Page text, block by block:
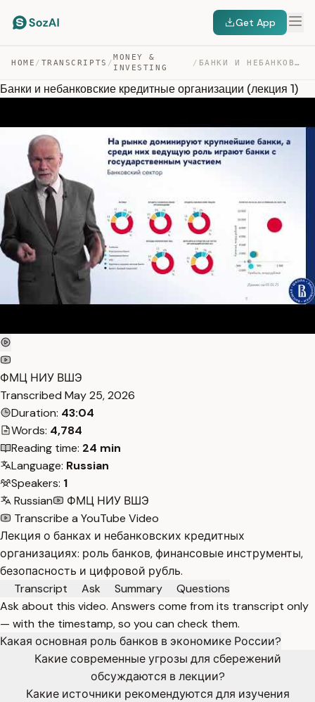
Get App
HOME / TRANSCRIPTS /
MONEY &
INVESTING
/ БАНКИ И НЕБАНКОВСКИЕ КРЕДИТНЫЕ ОРГАНИЗАЦИИ (ЛЕКЦИЯ 1) — TRANSCRIPT
Банки и небанковские кредитные организации (лекция 1)
ФМЦ НИУ ВШЭ
Transcribed May 25, 2026
Duration: 43:04
Words: 4,784
Reading time: 24 min
Language: Russian
Speakers: 1
Russian
ФМЦ НИУ ВШЭ
Transcribe a YouTube Video
Лекция о банках и небанковских кредитных
организациях: роль банков, финансовые инструменты,
безопасность и цифровой рубль.
Transcript
Ask Summary
Questions
Ask about this video. Answers come from its transcript only
— with the timestamp, so you can check them.
Какая основная роль банков в экономике России?
Какие современные угрозы для сбережений
обсуждаются в лекции?
Какие источники рекомендуются для изучения